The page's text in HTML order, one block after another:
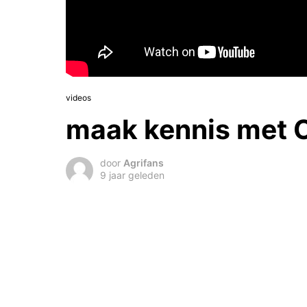
videos
maak kennis met
door Agrifans
9 jaar geleden